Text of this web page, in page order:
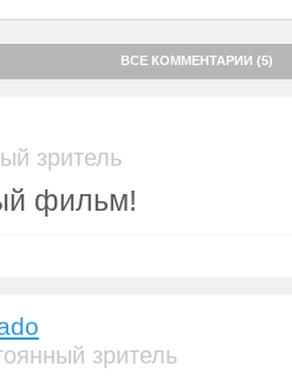
ВСЕ КОММЕНТАРИИ (5)
зритель
фильм!
зритель